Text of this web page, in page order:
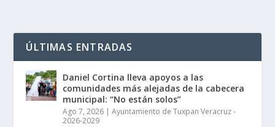
ÚLTIMAS ENTRADAS
Daniel Cortina lleva apoyos a las
comunidades más alejadas de la cabecera
municipal: “No están solos”
Ago 7, 2026 |Ayuntamiento de Tuxpan Veracruz -
2026-2029